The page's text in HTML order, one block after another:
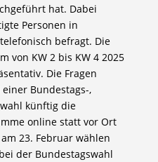
hat. Dabei
Personen in
befragt. Die
von KW 2 bis KW 4 2025
Die Fragen
Bundestags-,
künftig die
online statt vor Ort
23. Februar wählen
der Bundestagswahl